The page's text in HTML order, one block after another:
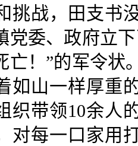
挑战，田支书
党委、政府立
！ ”的军令状
如山一样厚重
织带领10余人
对每一口家用